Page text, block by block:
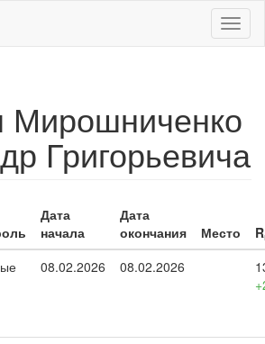
Мирошниченко
Григорьевича
Дата
начала
Дата
окончания
Место R
08.02.2026 08.02.2026